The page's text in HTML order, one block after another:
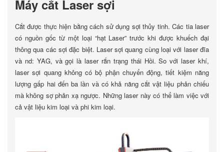
Máy cắt Laser sợi
Cắt được thực hiện bằng cách sử dụng sợi thủy tinh. Các tia laser
có nguồn gốc từ một loại “hạt Laser” trước khi được khuếch đại
thông qua các sợi đặc biệt. Laser sợi quang cùng loại với laser đĩa
và nd: YAG, và gọi là laser rắn trạng thái Hồi. So với laser khí,
laser sợi quang không có bộ phận chuyển động, tiết kiệm năng
lượng gấp hai đến ba lần và có khả năng cắt vật liệu phản chiếu
mà không sợ phản xạ ngược. Những laser này có thể làm việc với
cả vật liệu kim loại và phi kim loại.